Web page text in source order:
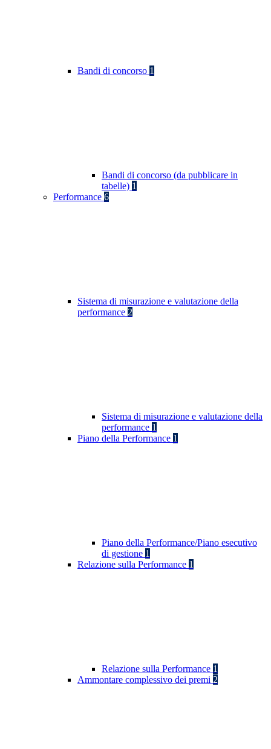
Bandi di concorso 1
Bandi di concorso (da pubblicare in
tabelle) 1
Performance 6
Sistema di misurazione e valutazione della
performance 2
Sistema di misurazione e valutazione della
performance 1
Piano della Performance 1
Piano della Performance/Piano esecutivo
di gestione 1
Relazione sulla Performance 1
Relazione sulla Performance 1
Ammontare complessivo dei premi 2